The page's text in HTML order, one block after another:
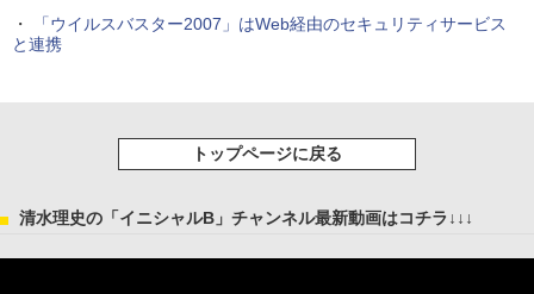
・
「ウイルスバスター2007」はWeb経由のセキュリティサービス
と連携
トップページに戻る
清水理史の「イニシャルB」チャンネル最新動画はコチラ↓↓↓